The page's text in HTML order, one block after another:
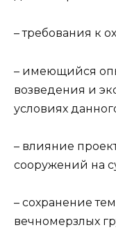
– требования к
– имеющийся
возведения и
условиях
– влияние
сооружений на
– сохранение
вечномерзлых